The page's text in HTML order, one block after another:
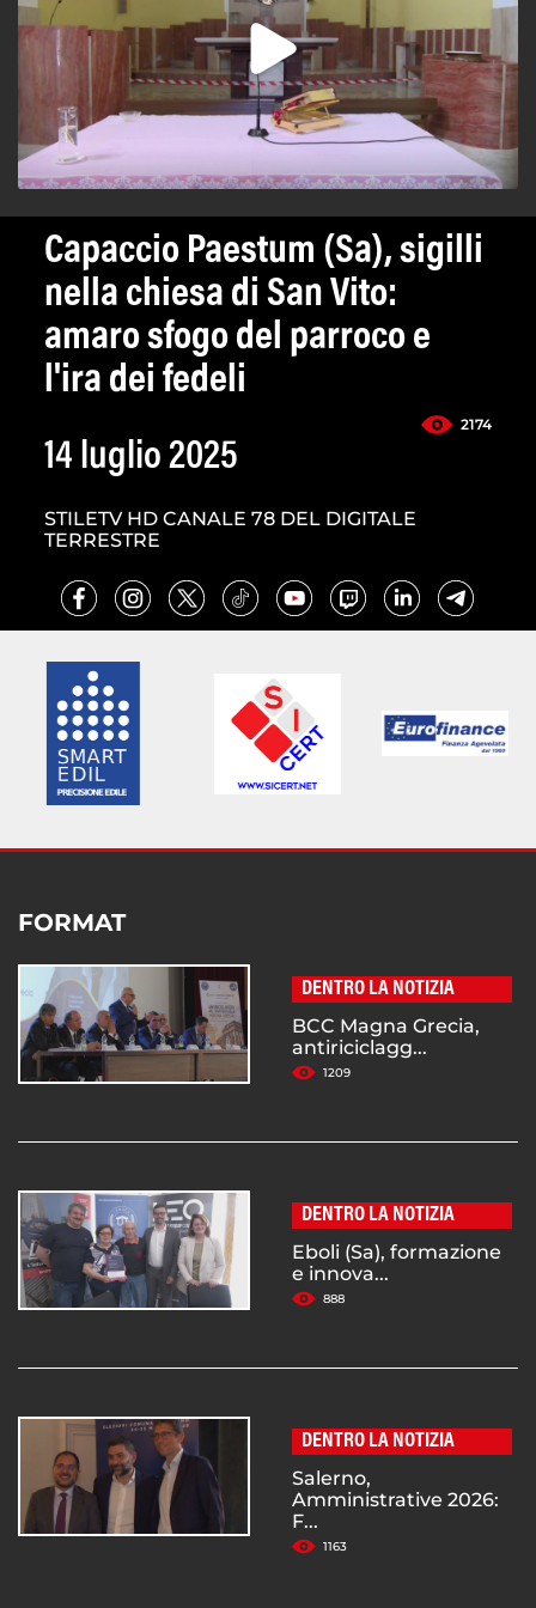
Capaccio Paestum (Sa), sigilli
nella chiesa di San Vito:
amaro sfogo del parroco e
l'ira dei fedeli
2174
14 luglio 2025
STILETV HD CANALE 78 DEL DIGITALE
TERRESTRE
FORMAT
DENTRO LA NOTIZIA
BCC Magna Grecia,
antiriciclagg...
1209
DENTRO LA NOTIZIA
Eboli (Sa), formazione
e innova...
888
DENTRO LA NOTIZIA
Salerno,
Amministrative 2026:
F...
1163